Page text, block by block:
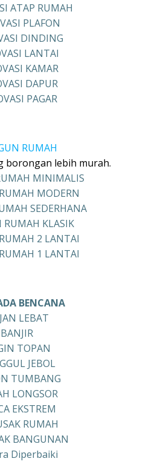
ATAP RUMAH
PLAFON
DINDING
LANTAI
KAMAR
DAPUR
PAGAR
RUMAH
borongan lebih murah.
MINIMALIS
MODERN
SEDERHANA
RUMAH KLASIK
2 LANTAI
1 LANTAI
BENCANA
LEBAT
BANJIR
TOPAN
JEBOL
TUMBANG
LONGSOR
EKSTREM
RUMAH
BANGUNAN
Diperbaiki